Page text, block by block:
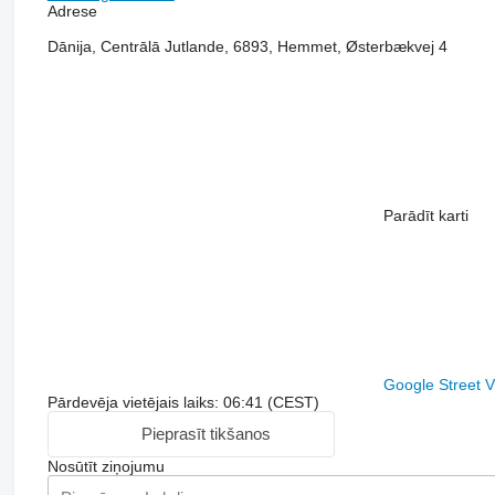
Adrese
Dānija, Centrālā Jutlande, 6893, Hemmet, Østerbækvej 4
Parādīt karti
Google Street
Pārdevēja vietējais laiks: 06:41 (CEST)
Pieprasīt tikšanos
Nosūtīt ziņojumu